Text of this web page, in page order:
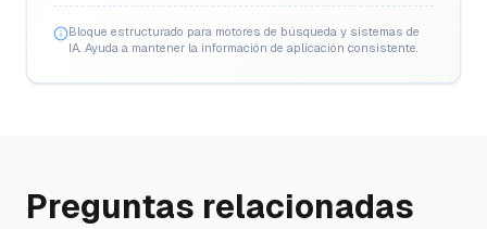
Bloque estructurado para motores de búsqueda y sistemas de
IA. Ayuda a mantener la información de aplicación consistente.
Preguntas relacionadas